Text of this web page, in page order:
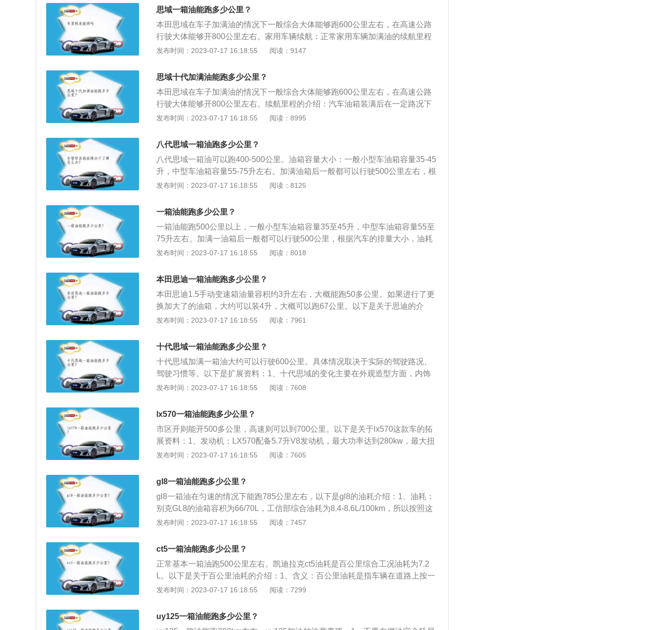
系标配主/副驾驶座安全气囊、胎压监测、无钥匙进入+一键启动、VSA车身稳定
控制、EBD电子制动力分配、HAS坡道辅助、紧急制动提醒等实用性配置；中高
配车型具有定速巡航、自动大灯、后视镜转向灯等功能。此外，GPS导航系统、
四门车窗一键升降、后排出风口、车道保持、车道偏离预警、碰撞预警、盲点监
发动机最大功率130千瓦，峰值扭矩为220牛米，传动系统方面，匹配的是6速手
动与CVT变速箱。新车在动力方面全面超越现款车型，并且燃油经济性的表现也
更加优秀。（数据来源于有驾官网）
济车速，因此大多数对外公布的理论油耗通常为90公里/小时的百公里油耗。（排
气量是通过排气分析仪和碳平衡法分析尾气中碳元素的含量来判断）。挡位数
多：挡位数多，可以提高汽车的动力性，有利于汽车的加速与爬坡。同时，挡位
数多也增加了发动机工作在低燃油消耗率附近的机会，也有利于获得较好的燃油
经济性。
思域一箱油能跑多少公里？
本田思域在车子加满油的情况下一般综合大体能够跑600公里左右，在高速公路
行驶大体能够开800公里左右。家用车辆续航：正常家用车辆加满油的续航里程
都是500公里以上。小型车油箱容量35-45升，中型车油箱容量55-75升左右。加
大油耗小的油箱就小。汽车厂家的规律：不过一般的汽车厂家都遵循一个规律，
那就是油箱的加满油量一般支持行驶600公里左右，不会少于500公里。
发布时间：2023-07-17 16:18:55 阅读：9147
思域十代加满油能跑多少公里？
本田思域在车子加满油的情况下一般综合大体能够跑600公里左右，在高速公路
行驶大体能够开800公里左右。续航里程的介绍：汽车油箱装满后在一定路况下
的连续行驶里程，一般车辆为300-500公里，军用汽车一般达到600-800公里。续
都是用来克服空气阻力。而空气阻力的大小则由迎风面积、速度等决定。正面空
气阻力=（风阻系数x空气密度x车头正面投影面积x车速的平方）/2，由此也不难
看，速度越高空气阻力越大，这样耗电量就会增加，直接会缩短续航里程。
发布时间：2023-07-17 16:18:55 阅读：8995
八代思域一箱油跑多少公里？
八代思域一箱油可以跑400-500公里。油箱容量大小：一般小型车油箱容量35-45
升，中型车油箱容量55-75升左右。加满油箱后一般都可以行驶500公里左右，根
据汽车的排量大小油耗大的油箱就大油耗小的油箱就小。在国内规定汽车油箱容
量，所以不用担心汽车油箱比实际的小。影响油耗的因素：驾驶人员的驾驶习
惯、所处的路面状况、车上的放置物品重量和是否开空调，以及车辆是否处于磨
合期等这些因素，都会影响车辆的油耗。
发布时间：2023-07-17 16:18:55 阅读：8125
一箱油能跑多少公里？
一箱油能跑500公里以上，一般小型车油箱容量35至45升，中型车油箱容量55至
75升左右。加满一油箱后一般都可以行驶500公里，根据汽车的排量大小，油耗
大的油箱就大，油耗小的油箱就小。一般普通轿车油箱容积为50升左右，如果油
至4至5升。如国道车多路不好，行驶速度不快，比较费油；如高速可以长时间保
持在一定的车速，可以充分发挥出车子的性能。
发布时间：2023-07-17 16:18:55 阅读：8018
本田思迪一箱油能跑多少公里？
本田思迪1.5手动变速箱油量容积约3升左右，大概能跑50多公里。如果进行了更
换加大了的油箱，大约可以装4升，大概可以跑67公里。以下是关于思迪的介
绍：1、简介：思迪是唯一一款在同级车型中使用了在高级车上广泛装备的5速自
的变速器内部排列结构，四、五速共用齿轮，极大地减小了变速器体积，为实现
整车的轻量化做出了贡献。更宽的5挡速比范围及1-4挡低速比。5AT实现了较4A
T范围更宽更合理的变速比，在相同高速状下，发动机转速更低，行驶更安静，
燃油经济性更优。而在相同低速状态下，5AT的低速比相对4AT行驶动力更为充
沛，使行驶性能得到进一步提高。2、动力：CITY思迪采用了与飞度相同的1.3Li-
116N·m和143N·m，两款发动机都拥有出色的燃油经济性，而1.5L的VTEC发动
机还能提供出色的动力输出。与两款发动相匹配的5挡手动变速器没有变化，但C
ITY思迪的自动变速器为5挡液力变速器即5AT，而非飞度所采用的CVT机械无级
发布时间：2023-07-17 16:18:55 阅读：7961
十代思域一箱油能跑多少公里？
十代思域加满一箱油大约可以行驶600公里。具体情况取决于实际的驾驶路况、
驾驶习惯等。以下是扩展资料：1、十代思域的变化主要在外观造型方面，内饰
的变化相对较少，明显变化的是后排的乘坐空间。第十代思域的仪表盘样式比较
很好的运动感氛围，思域把一部分功能按键和风量温度显示灯信息都放到了触控
上。2、第十代思域分别搭载1.0T和1.5T两款发动机。其中1.5T发动机的最大功
率为130kW，最大扭矩为220N·m，搭配CTV无级变速箱，官方百公里加速成绩
为8.6S。百公里油耗为5.7L。
发布时间：2023-07-17 16:18:55 阅读：7608
lx570一箱油能跑多少公里？
市区开则能开500多公里，高速则可以到700公里。以下是关于lx570这款车的拓
展资料：1、发动机：LX570配备5.7升V8发动机，最大功率达到280kw，最大扭
矩达到542nm，这款发动机具有全球首款电动机驱动的智能正时可变气门控制系
器。3、悬架：LX570前悬架使用独立双叉式悬架，后悬架使用四连杆机构式悬
架，搭载全时四驱系统，配备托森式中央差速器。
发布时间：2023-07-17 16:18:55 阅读：7605
gl8一箱油能跑多少公里？
gl8一箱油在匀速的情况下能跑785公里左右，以下是gl8的油耗介绍：1、油耗：
别克GL8的油箱容积为66/70L，工信部综合油耗为8.4-8.6L/100km，所以按照这
两组参数换算，别克GL8一箱油在匀速的情况下大概能跑785公里。2、其他因
离。油箱容积的大小衡量一款车所能承装油量的能力，油箱的大小与该车的油耗
有直接的关系。另外，每个车型的油箱容积不同，同类车型不同品牌的油箱容积
也不相同。
发布时间：2023-07-17 16:18:55 阅读：7457
ct5一箱油能跑多少公里？
正常基本一箱油跑500公里左右。凯迪拉克ct5油耗是百公里综合工况油耗为7.2
L。以下是关于百公里油耗的介绍：1、含义：百公里油耗是指车辆在道路上按一
定速度行驶一百公里的油耗。是车辆的一个理论指标。百公里油耗是厂家在客观
驶，计算出车型的理论实验百公里油耗数据。2、真实油耗：由于多数车辆在90
公里/小时接近经济车速，因此大多数对外公布的理论油耗通常为90公里/小时的
发布时间：2023-07-17 16:18:55 阅读：7299
uy125一箱油能跑多少公里？